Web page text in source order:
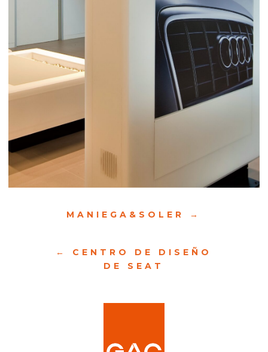
MANIEGA&SOLER
CENTRO DE DISEÑO
DE SEAT